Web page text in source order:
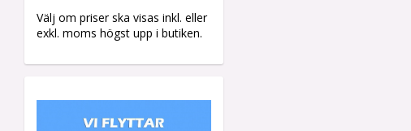
Välj om priser ska visas inkl. eller
exkl. moms högst upp i butiken.